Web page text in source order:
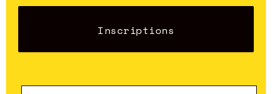
Inscriptions